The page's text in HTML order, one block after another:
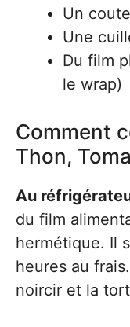
Un
Une
Du film
le wrap)
Comment
Thon,
Au
du film
hermétique. Il
heures au
noircir et la